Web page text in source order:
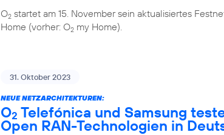
O2 startet am 15. November sein aktualisiertes
Home (vorher: O2 my Home).
31. Oktober 2023
NEUE NETZARCHITEKTUREN:
O2 Telefónica und Samsung
Open RAN-Technologien in